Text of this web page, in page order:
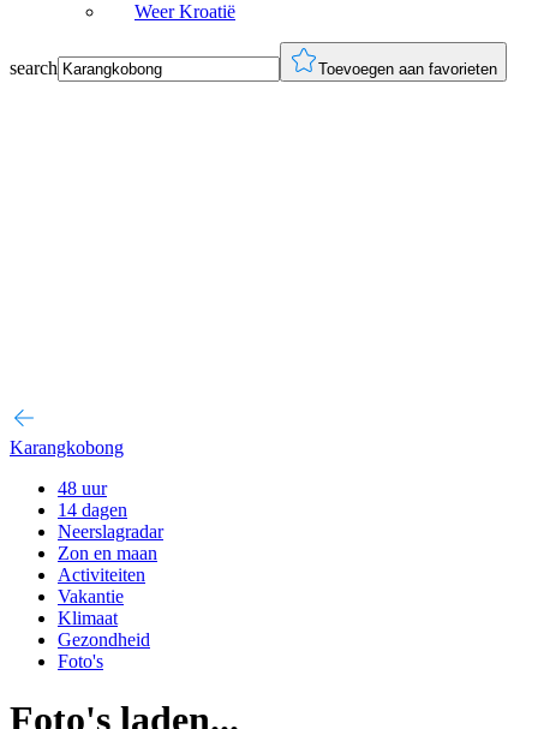
Weer Kroatië
search Toevoegen aan favorieten
Karangkobong
48 uur
14 dagen
Neerslagradar
Zon en maan
Activiteiten
Vakantie
Klimaat
Gezondheid
Foto's
Foto's laden...